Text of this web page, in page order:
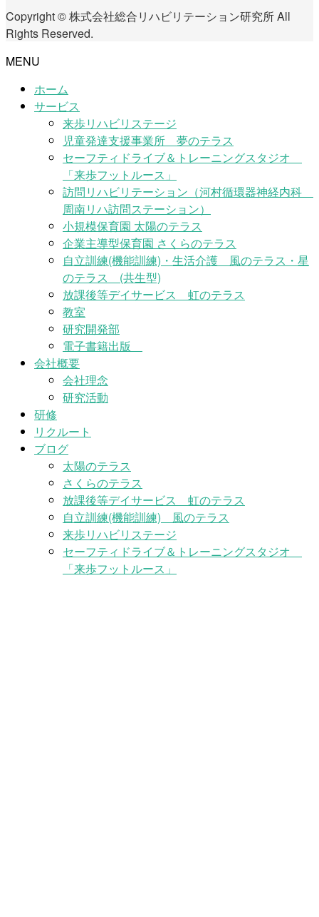
Copyright © 株式会社総合リハビリテーション研究所 All
Rights Reserved.
MENU
ホーム
サービス
来歩リハビリステージ
児童発達支援事業所 夢のテラス
セーフティドライブ＆トレーニングスタジオ
「来歩フットルース」
訪問リハビリテーション（河村循環器神経内科
周南リハ訪問ステーション）
小規模保育園 太陽のテラス
企業主導型保育園 さくらのテラス
自立訓練(機能訓練)・生活介護 風のテラス・星
のテラス (共生型)
放課後等デイサービス 虹のテラス
教室
研究開発部
電子書籍出版
会社概要
会社理念
研究活動
研修
リクルート
ブログ
太陽のテラス
さくらのテラス
放課後等デイサービス 虹のテラス
自立訓練(機能訓練) 風のテラス
来歩リハビリステージ
セーフティドライブ＆トレーニングスタジオ
「来歩フットルース」